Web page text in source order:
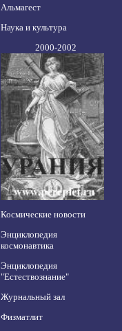
Альмагест
Наука и культура
2000-2002
Космические новости
Энциклопедия
космонавтика
Энциклопедия
"Естествознание"
Журнальный зал
Физматлит